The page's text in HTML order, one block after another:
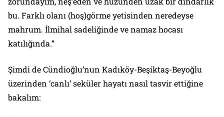
bu. Farklı olanı (hoş)görme yetisinden neredeyse
mahrum. İlmihal sadeliğinde ve namaz hocası
katılığında.”
Şimdi de Cündioğlu’nun Kadıköy-Beşiktaş-Beyoğlu
üzerinden ‘canlı’ seküler hayatı nasıl tasvir ettiğine
bakalım: